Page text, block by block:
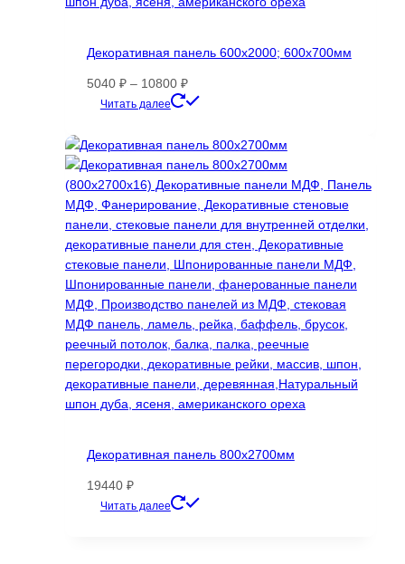
Декоративная панель 600х2000; 600х700мм
5040 ₽ – 10800 ₽Диапазон
цен:
–
10800 ₽
Читать далее
имеет
несколько
вариаций.
Опции
можно
выбрать
на
странице
товара.
Декоративная панель 800х2700мм
19440 ₽
Читать далее